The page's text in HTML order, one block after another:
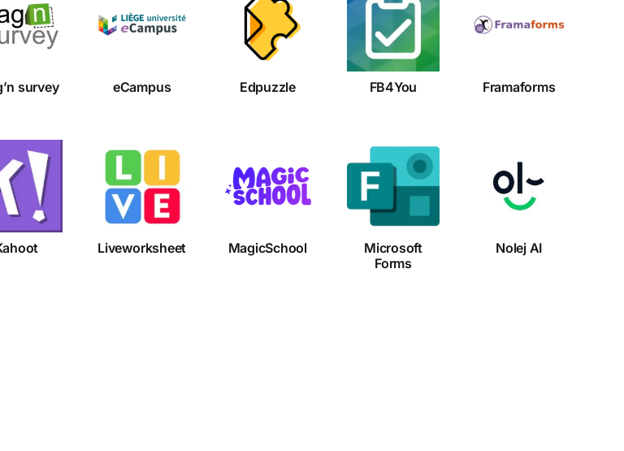
survey
eCampus
eCampus
Edpuzzle
Edpuzzle
FB4You
FB4You
Framaforms
Framaforms
Liveworksheet
Liveworksheet
MagicSchool
MagicSchool
Microsoft
Forms
Microsoft
Forms
Nolej
AI
Nolej AI